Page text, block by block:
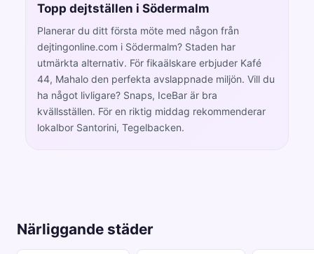
Topp dejtställen i Södermalm
Planerar du ditt första möte med någon från
dejtingonline.com i Södermalm? Staden har
utmärkta alternativ. För fikaälskare erbjuder Kafé
44, Mahalo den perfekta avslappnade miljön. Vill du
ha något livligare? Snaps, IceBar är bra
kvällsställen. För en riktig middag rekommenderar
lokalbor Santorini, Tegelbacken.
Närliggande städer